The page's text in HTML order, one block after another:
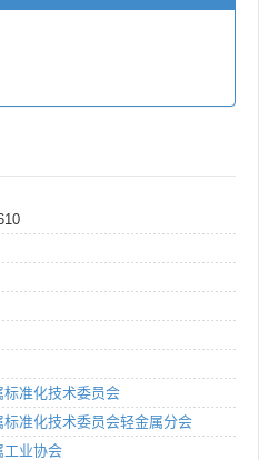
标准化技术委员会
标准化技术委员会轻金属分会
工业协会